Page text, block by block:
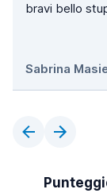
bravi bello
Sabrina